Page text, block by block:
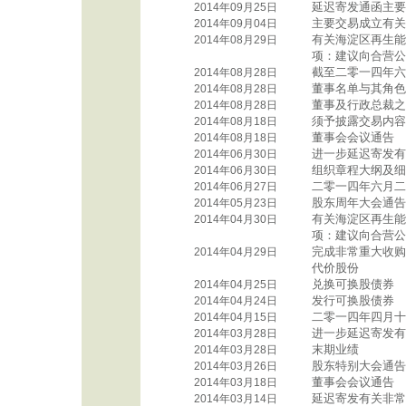
2014年09月25日 延迟寄发通函主
2014年09月04日 主要交易成立有
2014年08月29日
有关海淀区再生
项：建议向合营
2014年08月28日 截至二零一四年
2014年08月28日 董事名单与其角
2014年08月28日 董事及行政总裁
2014年08月18日 须予披露交易内
2014年08月18日 董事会会议通告
2014年06月30日 进一步延迟寄发
2014年06月30日 组织章程大纲及
2014年06月27日 二零一四年六月
2014年05月23日 股东周年大会通告
2014年04月30日
有关海淀区再生
项：建议向合营
2014年04月29日
完成非常重大收
代价股份
2014年04月25日 兑换可换股债券
2014年04月24日 发行可换股债券
2014年04月15日 二零一四年四月
2014年03月28日 进一步延迟寄发
2014年03月28日 末期业绩
2014年03月26日 股东特别大会通告
2014年03月18日 董事会会议通告
2014年03月14日
延迟寄发有关非